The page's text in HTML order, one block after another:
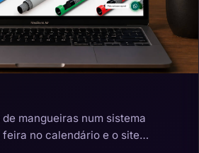
mangueiras num sistema
no calendário e o site